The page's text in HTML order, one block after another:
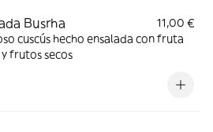
Busrha
11,00 €
cuscús hecho ensalada con fruta
frutos secos